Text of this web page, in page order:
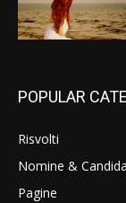
POPULAR
Risvolti
Nomine &
Pagine